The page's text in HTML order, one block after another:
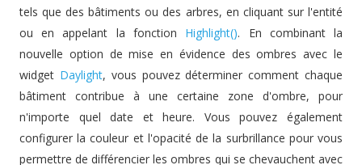
tels que des bâtiments ou des arbres, en cliquant sur l'entité
ou en appelant la fonction Highlight(). En combinant la
nouvelle option de mise en évidence des ombres avec le
widget Daylight, vous pouvez déterminer comment chaque
bâtiment contribue à une certaine zone d'ombre, pour
n'importe quel date et heure. Vous pouvez également
configurer la couleur et l'opacité de la surbrillance pour vous
permettre de différencier les ombres qui se chevauchent avec